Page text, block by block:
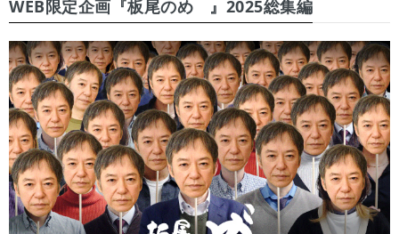
WEB限定企画『板尾のめ゙』2025総集編